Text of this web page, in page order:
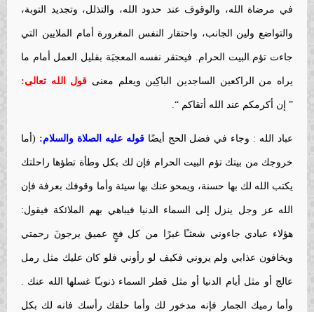
في مرضاة الله، والوقوف عند حدود الله، والتذلل، وتجديد التوبة،
والتواضع ولين الجانب، واحتقار النفس المغرورة أمام الملايين التي
جاءت تؤم البيت الحرام. فيحتقر نفسه المعجبَة بقليل العمل أمام ما
يراه من الراكعين الساجدين الباكِين ويعلم معنى قول الله تعالى:
” إن أكرمكم عند الله أتقاكم “.
عباد الله : وجاء في فضل الحج أيضًا قوله عليه الصلاة والسلام: (أما
خروجك من بيتك تؤم البيت الحرام فإن لك بكل وطأة تطؤها راحلتك
يكتب الله لك بها حسنة، ويمحو عنك بها سيئة وأما وقوفك بعرفة فإن
الله عز وجل ينزل إلى السماء الدنيا فيباهي بهم الملائكة فيقول:
هؤلاء عبادي جاءوني شعثـًا غبرًا من كل فجٍ عميق يرجونَ رحمتي
ويخافون عذابي ولم يروني فكيف لو رأوني فلو كان عليك مثل رمل
عالج أو مثل أيام الدنيا أو مثل قطر السماء ذنوبـًا غسلها الله عنك .
وأما رميك الجمار فإنه مدخور لك وأما حلقك رأسك فانه لك بكل